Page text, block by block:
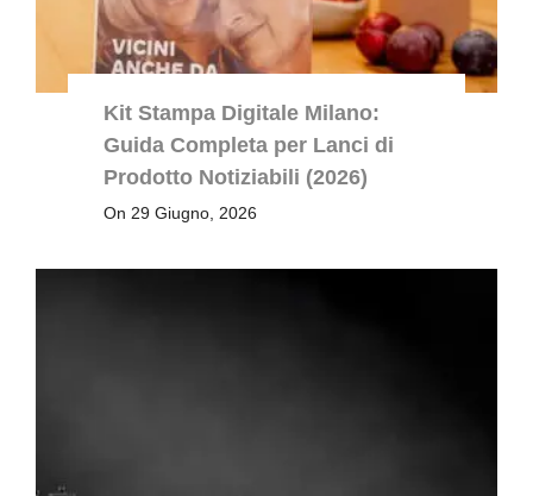
Kit Stampa Digitale Milano:
Guida Completa per Lanci di
Prodotto Notiziabili (2026)
On 29 Giugno, 2026